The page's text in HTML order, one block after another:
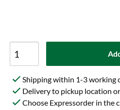
Shipping within 1-3 working
Delivery to pickup location
Choose Expressorder in the